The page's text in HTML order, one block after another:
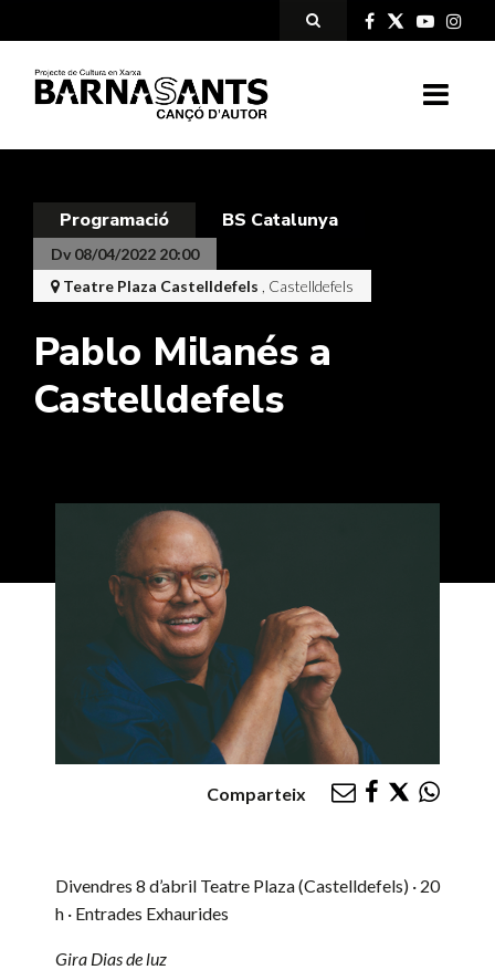
Programació BS Catalunya
Dv 08/04/2022 20:00
Teatre Plaza Castelldefels
, Castelldefels
Pablo Milanés a
Castelldefels
Comparteix
Divendres 8 d’abril Teatre Plaza (Castelldefels) · 20
h · Entrades Exhaurides
Gira Dias de luz